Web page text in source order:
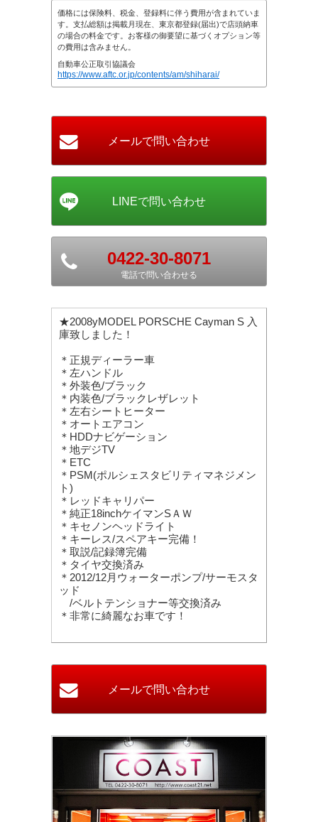
価格には保険料、税金、登録料に伴う費用が含まれていま
す。支払総額は掲載月現在、東京都登録(届出)で店頭納車
の場合の料金です。お客様の御要望に基づくオプション等
の費用は含みません。
自動車公正取引協議会
https://www.aftc.or.jp/contents/am/shiharai/
0422-30-8071
電話で問い合わせる
★2008yMODEL PORSCHE Cayman S 入
庫致しました！
＊正規ディーラー車
＊左ハンドル
＊外装色/ブラック
＊内装色/ブラックレザレット
＊左右シートヒーター
＊オートエアコン
＊HDDナビゲーション
＊地デジTV
＊ETC
＊PSM(ポルシェスタビリティマネジメン
ト)
＊レッドキャリパー
＊純正18inchケイマンSＡＷ
＊キセノンヘッドライト
＊キーレス/スペアキー完備！
＊取説/記録簿完備
＊タイヤ交換済み
＊2012/12月ウォーターポンプ/サーモスタ
ッド
/ベルトテンショナー等交換済み
＊非常に綺麗なお車です！